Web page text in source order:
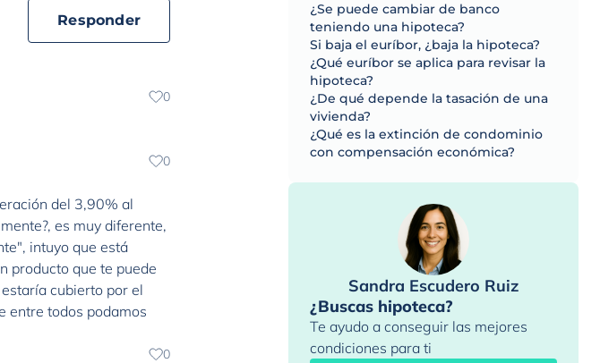
Responder
0
0
del 3,90% al
es muy diferente,
intuyo que está
producto que te puede
cubierto por el
entre todos podamos
0
¿Se puede cambiar de banco
teniendo una hipoteca?
Si baja el euríbor, ¿baja la hipoteca?
¿Qué euríbor se aplica para revisar la
hipoteca?
¿De qué depende la tasación de una
vivienda?
¿Qué es la extinción de condominio
con compensación económica?
Sandra Escudero Ruiz
¿Buscas hipoteca?
Te ayudo a conseguir las mejores
condiciones para ti